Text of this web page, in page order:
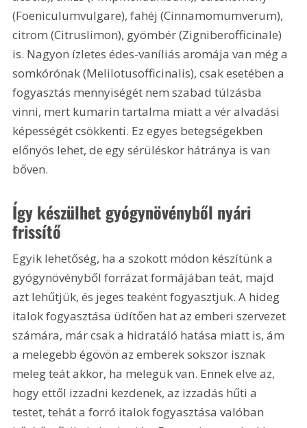
(Foeniculumvulgare), fahéj (Cinnamomumverum),
citrom (Citruslimon), gyömbér (Zigniberofficinale)
is. Nagyon ízletes édes-vaníliás aromája van még a
somkórónak (Melilotusofficinalis), csak esetében a
fogyasztás mennyiségét nem szabad túlzásba
vinni, mert kumarin tartalma miatt a vér alvadási
képességét csökkenti. Ez egyes betegségekben
előnyös lehet, de egy sérüléskor hátránya is van
bőven.
Így készülhet gyógynövényből nyári
frissítő
Egyik lehetőség, ha a szokott módon készítünk a
gyógynövényből forrázat formájában teát, majd
azt lehűtjük, és jeges teaként fogyasztjuk. A hideg
italok fogyasztása üdítően hat az emberi szervezet
számára, már csak a hidratáló hatása miatt is, ám
a melegebb égövön az emberek sokszor isznak
meleg teát akkor, ha melegük van. Ennek elve az,
hogy ettől izzadni kezdenek, az izzadás hűti a
testet, tehát a forró italok fogyasztása valóban